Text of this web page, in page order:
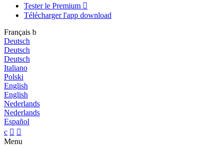
Tester le Premium 
Télécharger l'app download
Français b
Deutsch
Deutsch
Deutsch
Italiano
Polski
English
English
Nederlands
Nederlands
Español
c  
Menu